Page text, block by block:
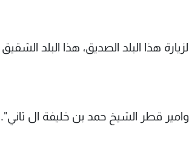
هذا البلد الصديق، هذا البلد الشقيق
وامير قطر الشيخ حمد بن خليفة ال ثاني".